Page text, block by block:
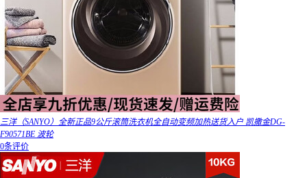
三洋（SANYO）全新正品9公斤滚筒洗衣机全自动变频加热送货入户 凯撒金DG-
F90571BE 波轮
0条评价